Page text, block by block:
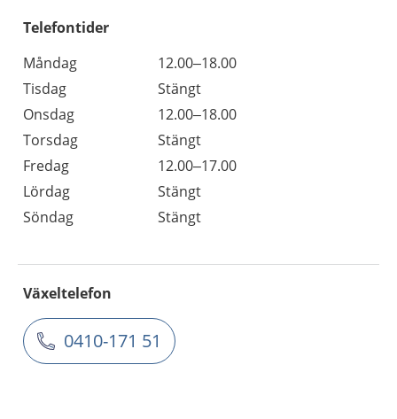
Telefontider
Måndag
12.00–18.00
Tisdag
Stängt
Onsdag
12.00–18.00
Torsdag
Stängt
Fredag
12.00–17.00
Lördag
Stängt
Söndag
Stängt
Växeltelefon
0410-171 51